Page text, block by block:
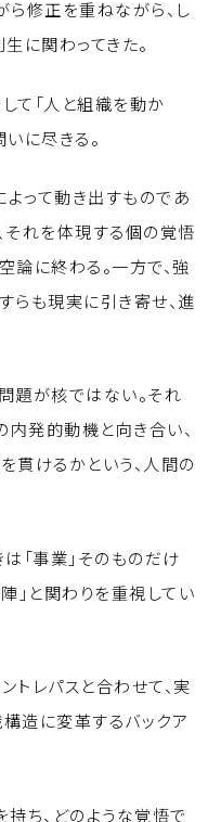
修正を重ねながら、し
に関わってきた。
して「人と組織を動か
に尽きる。
よって動き出すものであ
それを体現する個の覚悟
論に終わる。一方で、強
らも現実に引き寄せ、進
題が核ではない。それ
内発的動機と向き合い、
貫けるかという、人間の
「事業」そのものだけ
陣」と関わりを重視してい
レパスと合わせて、実
造に変革するバックア
ち、どのような覚悟で